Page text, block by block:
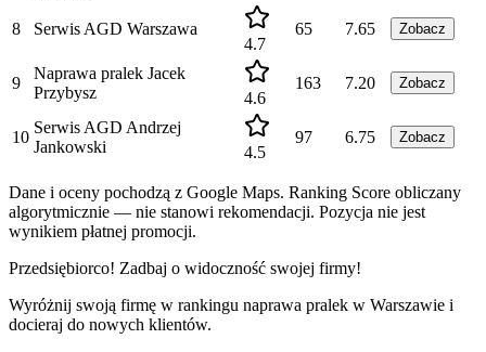
8
Serwis AGD Warszawa
4.7
65 7.65 Zobacz
9
Naprawa pralek Jacek
Przybysz
4.6
163 7.20 Zobacz
10
Serwis AGD Andrzej
Jankowski
4.5
97 6.75 Zobacz
Dane i oceny pochodzą z Google Maps. Ranking Score obliczany
algorytmicznie — nie stanowi rekomendacji. Pozycja nie jest
wynikiem płatnej promocji.
Przedsiębiorco! Zadbaj o widoczność swojej firmy!
Wyróżnij swoją firmę w rankingu naprawa pralek w Warszawie i
docieraj do nowych klientów.